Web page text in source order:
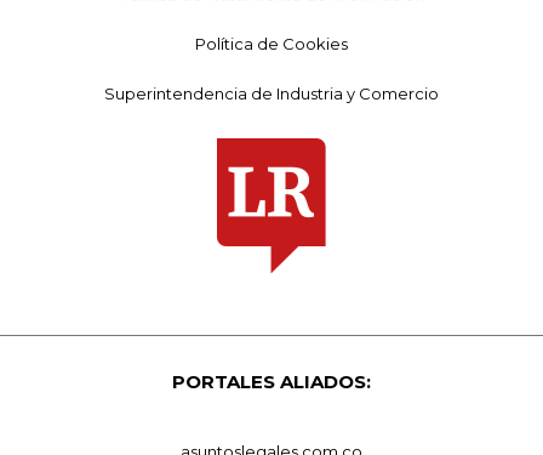
Política de Cookies
Superintendencia de Industria y Comercio
PORTALES ALIADOS: